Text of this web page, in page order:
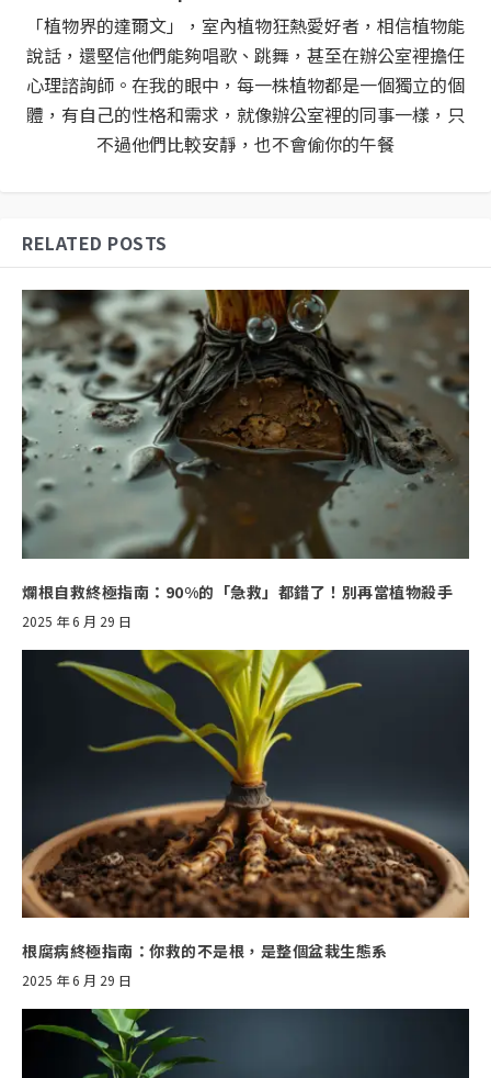
「植物界的達爾文」，室內植物狂熱愛好者，相信植物能
說話，還堅信他們能夠唱歌、跳舞，甚至在辦公室裡擔任
心理諮詢師。在我的眼中，每一株植物都是一個獨立的個
體，有自己的性格和需求，就像辦公室裡的同事一樣，只
不過他們比較安靜，也不會偷你的午餐
RELATED POSTS
爛根自救終極指南：90%的「急救」都錯了！別再當植物殺手
2025 年 6 月 29 日
根腐病終極指南：你救的不是根，是整個盆栽生態系
2025 年 6 月 29 日